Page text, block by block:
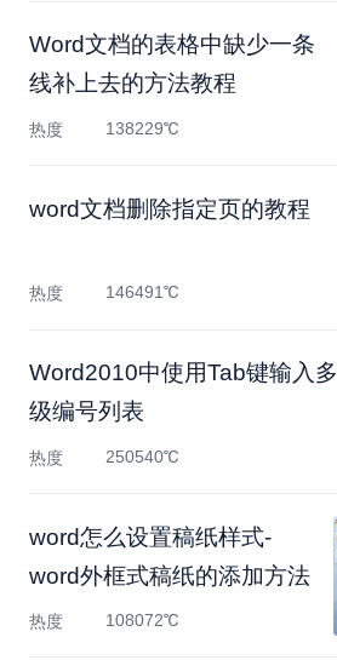
Word文档的表格中缺少一条
线补上去的方法教程
热度 138229℃
word文档删除指定页的教程
热度 146491℃
Word2010中使用Tab键输入多
级编号列表
热度 250540℃
word怎么设置稿纸样式-
word外框式稿纸的添加方法
热度 108072℃